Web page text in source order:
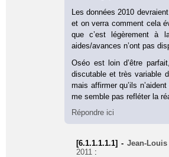
Les données 2010
et on verra comment cela
que c’est légèrement à
aides/avances n’ont pas
Oséo est loin d’être
discutable et très variable
mais affirmer qu’ils
me semble pas refléter la
Répondre ici
[6.1.1.1.1.1] -Jean-Louis
2011 :